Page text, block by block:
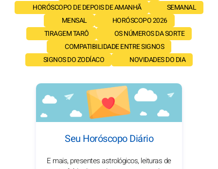
HORÓSCOPO DE DEPOIS DE AMANHÃ
SEMANAL
MENSAL
HORÓSCOPO 2026
TIRAGEM TARÔ
OS NÚMEROS DA SORTE
COMPATIBILIDADE ENTRE SIGNOS
SIGNOS DO ZODÍACO
NOVIDADES DO DIA
Seu Horóscopo Diário
E mais, presentes astrológicos, leituras de